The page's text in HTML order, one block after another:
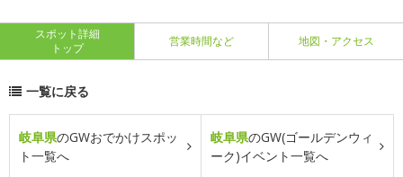
スポット詳細
トップ
営業時間など 地図・アクセス
一覧に戻る
岐阜県のGWおでかけスポッ
ト一覧へ
岐阜県のGW(ゴールデンウィ
ーク)イベント一覧へ